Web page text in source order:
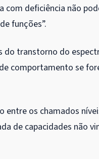
com deficiência não
funções”.
transtorno do
comportamento se
os chamados
de capacidades não